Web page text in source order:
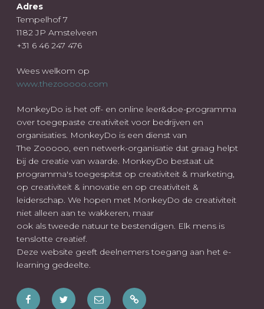
Adres
Tempelhof 7
1182 JP Amstelveen
+31 6 46 247 476
Wees welkom op
www.thezooooo.com
MonkeyDo is het off- en online leer&doe-programma
over toegepaste creativiteit voor bedrijven en
organisaties. MonkeyDo is een dienst van
The Zooooo, een netwerk-organisatie dat graag helpt
bij de creatie van waarde. MonkeyDo bestaat uit
programma's toegespitst op creativiteit & marketing,
op creativiteit & innovatie en op creativiteit &
leiderschap. We hopen met MonkeyDo de creativiteit
niet alleen aan te wakkeren, maar
ook als tweede natuur te bestendigen. Elk mens is
tenslotte creatief.
Deze website geeft deelnemers toegang aan het e-
learning gedeelte.
FacebookTwitter E-
Wees